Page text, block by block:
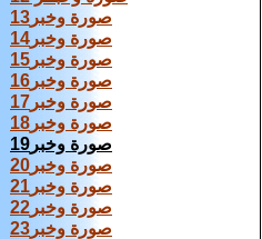
صورة وخبر13
صورة وخبر14
صورة وخبر15
صورة وخبر16
صورة وخبر17
صورة وخبر18
صورة وخبر19
صورة وخبر20
صورة وخبر21
صورة وخبر22
صورة وخبر23